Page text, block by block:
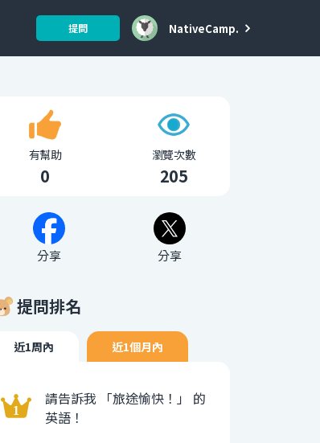
提問 NativeCamp.
有幫助
0
瀏覽次數
205
分享 分享
提問排名
近1周內 近1個月內
請告訴我 「旅途愉快！」 的
英語！